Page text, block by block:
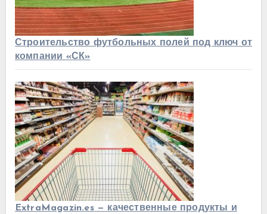
Строительство футбольных полей под ключ от
компании «СК»
ExtraMagazin.es — качественные продукты и